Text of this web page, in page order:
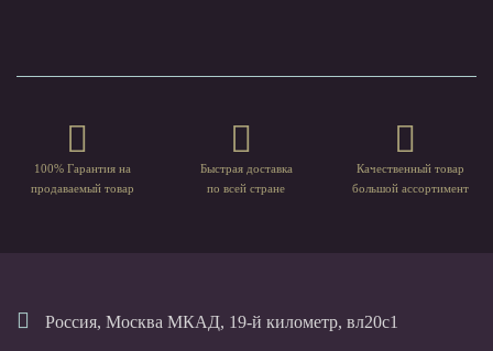
100% Гарантия на
продаваемый товар
Быстрая доставка
по всей стране
Качественный товар
большой ассортимент
Россия, Москва МКАД, 19-й километр, вл20с1